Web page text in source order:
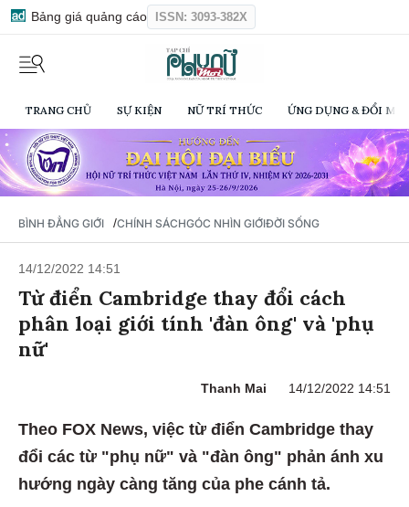
Bảng giá quảng cáo ISSN: 3093-382X
TRANG CHỦ SỰ KIỆN NỮ TRÍ THỨC ỨNG DỤNG & ĐỔI
BÌNH ĐẲNG GIỚI /CHÍNH SÁCHGÓC NHÌN GIỚIĐỜI SỐNG
14/12/2022 14:51
Từ điển Cambridge thay đổi cách
phân loại giới tính 'đàn ông' và 'phụ
nữ'
Thanh Mai 14/12/2022 14:51
Theo FOX News, việc từ điển Cambridge thay
đổi các từ "phụ nữ" và "đàn ông" phản ánh xu
hướng ngày càng tăng của phe cánh tả.